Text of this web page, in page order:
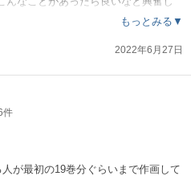
もっとみる▼
2022年6月27日
件
が最初の19巻分ぐらいまで作画して